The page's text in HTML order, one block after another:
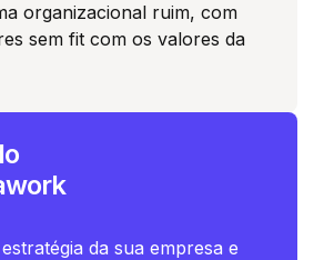
organizacional ruim, com
sem fit com os valores da
da sua empresa e